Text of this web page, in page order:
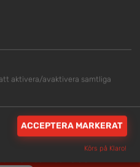
15 16 17 18 →
kontakta oss
aktivera/avaktivera samtliga
ACCEPTERA MARKERAT
Körs på Klaro!